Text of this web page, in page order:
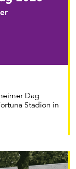
Dag
Stadion in